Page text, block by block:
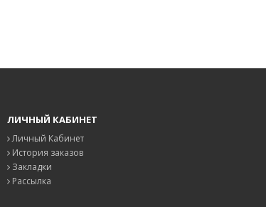
ЛИЧНЫЙ КАБИНЕТ
Личный Кабинет
История заказов
Закладки
Рассылка